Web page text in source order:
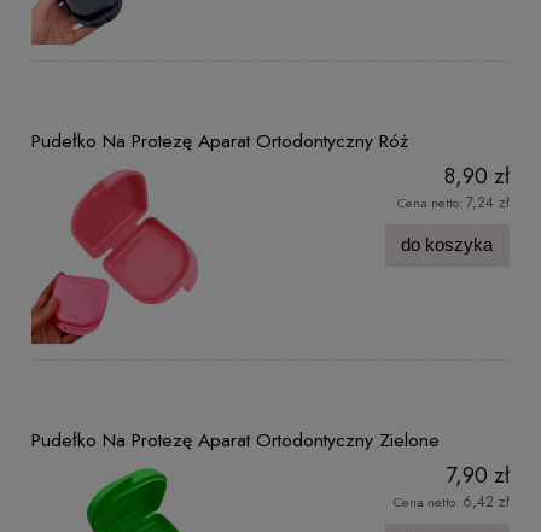
Pudełko Na Protezę Aparat Ortodontyczny Róż
8,90 zł
Cena netto: 7,24 zł
do koszyka
Pudełko Na Protezę Aparat Ortodontyczny Zielone
7,90 zł
Cena netto: 6,42 zł